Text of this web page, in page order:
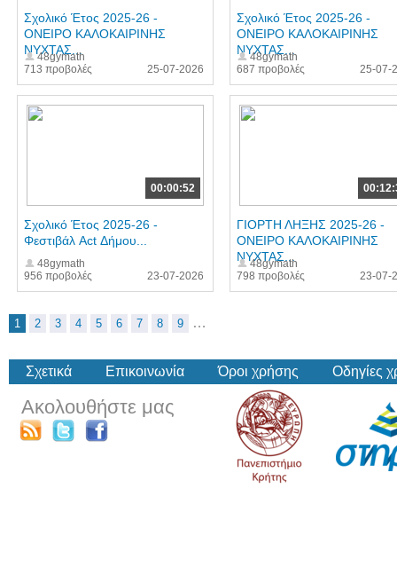
713 προβολές
Σχολικό Έτος 2025-26 -
ΟΝΕΙΡΟ ΚΑΛΟΚΑΙΡΙΝΗΣ
ΝΥΧΤΑΣ...
48gymath
25-07-2026
687 προβολές
Σχολικό Έτος 2025-26 -
ΟΝΕΙΡΟ ΚΑΛΟΚΑΙΡΙΝΗΣ
ΝΥΧΤΑΣ...
48gymath
25-07-
00:00:52
956 προβολές
Σχολικό Έτος 2025-26 -
Φεστιβάλ Act Δήμου...
48gymath
23-07-2026
798 προβολές
ΓΙΟΡΤΗ ΛΗΞΗΣ 2025-26 -
ΟΝΕΙΡΟ ΚΑΛΟΚΑΙΡΙΝΗΣ
ΝΥΧΤΑΣ...
48gymath
23-07-
1 2 3 4 5 6 7 8 9 …
Σχετικά Επικοινωνία Όροι χρήσης Οδηγίες
Ακολουθήστε μας